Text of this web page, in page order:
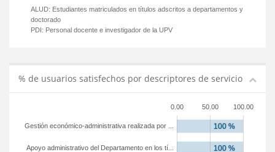
ALUD: Estudiantes matriculados en títulos adscritos a departamentos y
doctorado
PDI: Personal docente e investigador de la UPV
% de usuarios satisfechos por descriptores de servicio
0.00 50.00 100.00
Apoyo administrativo del Departamento en los tí...
Gestión económico-administrativa realizada por ...